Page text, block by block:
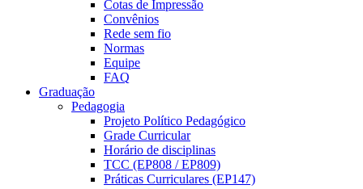
Cotas de Impressão
Convênios
Rede sem fio
Normas
Equipe
FAQ
Graduação
Pedagogia
Projeto Político Pedagógico
Grade Curricular
Horário de disciplinas
TCC (EP808 / EP809)
Práticas Curriculares (EP147)